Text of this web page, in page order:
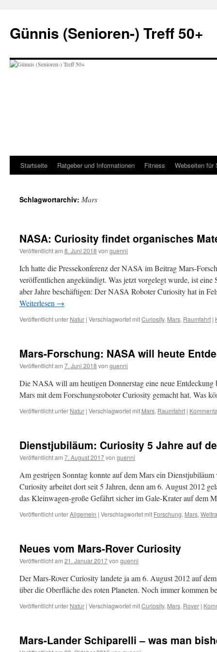
springen
Günnis (Senioren-) Treff 50+
Startseite Ratgeber und Informationen Fitness Webseiten für
Schlagwortarchiv: Mars
NASA: Curiosity findet organisches
Veröffentlicht am 8. Juni 2018 von guenni
Ich hatte die Pressekonferenz der NASA im Beitrag Mars-
veröffentlichen angekündigt. Was jetzt vorgelegt wurde, ist eine
aber Jahre beschäftigen: Der NASA Roboter Curiosity hat in
Weiterlesen →
Veröffentlicht unter Natur | Verschlagwortet mitCuriosity, Mars, Raumfahrt |
Mars-Forschung: NASA will heute
Veröffentlicht am 7. Juni 2018 von guenni
Die NASA will am heutigen Donnerstag eine neue Entdeckung
Mars mit dem Forschungsroboter Curiosity gemacht hat. Was
Veröffentlicht unter Natur | Verschlagwortet mit Mars, Raumfahrt |
Dienstjubiläum: Curiosity 5 Jahre auf
Veröffentlicht am 7. August 2017von guenni
Am gestrigen Sonntag konnte auf dem Mars ein
Curiosity arbeitet dort seit 5 Jahren, denn am 6. August 2012
das Kleinwagen-große Gefährt sicher im Gale-Krater auf dem
Veröffentlicht unterAllgemein | Verschlagwortet mit Forschung, Mars,
Neues vom Mars-Rover Curiosity
Veröffentlicht am 21. Januar 2017von guenni
Der Mars-Rover Curiosity landete ja am 6. August 2012 auf
über die Oberfläche des roten Planeten. Noch immer kommen
Veröffentlicht unter Natur | Verschlagwortet mitCuriosity, Mars, Rover |
Mars-Lander Schiparelli – was man